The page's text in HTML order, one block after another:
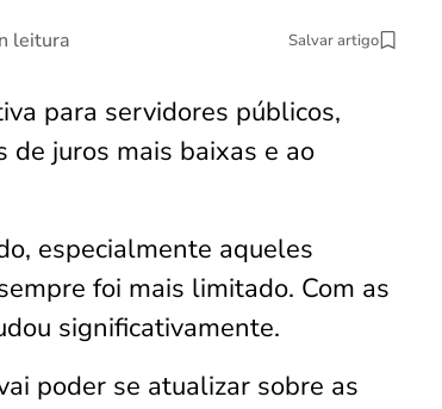
leitura Salvar artigo
para servidores públicos,
de juros mais baixas e ao
especialmente aqueles
foi mais limitado. Com as
significativamente.
poder se atualizar sobre as